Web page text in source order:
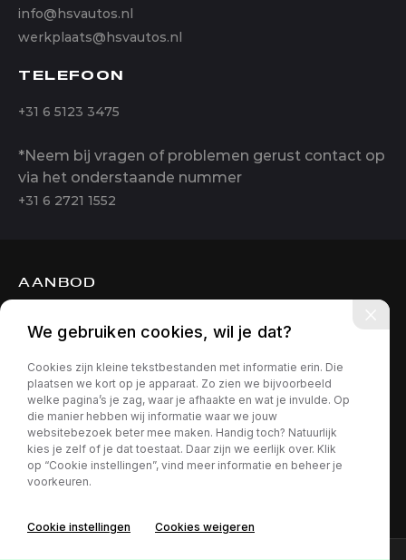
info@hsvautos.nl
werkplaats@hsvautos.nl
TELEFOON
+31 6 5123 3475
*Neem bij vragen of problemen gerust contact op
via het onderstaande nummer
+31 6 2721 1552
AANBOD
OVER ONS
CONTACT
We gebruiken cookies, wil je dat?
Cookies zijn kleine tekstbestanden met informatie erin. Die
plaatsen we kort op je apparaat. Zo zien we bijvoorbeeld
welke pagina’s je zag, waar je afhaakte en wat je invulde. Op
die manier hebben wij informatie waar we jouw
websitebezoek beter mee maken. Handig toch? Natuurlijk
kies je zelf of je dat toestaat. Daar zijn we eerlijk over. Klik
op “Cookie instellingen”, vind meer informatie en beheer je
voorkeuren.
Cookie instellingen Cookies weigeren